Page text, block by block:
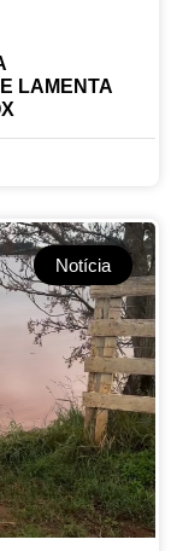
LAMENTA
Notícia